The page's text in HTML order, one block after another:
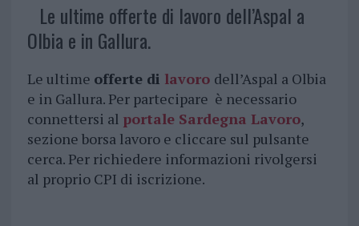
Le ultime offerte di lavoro dell’Aspal a
Olbia e in Gallura.
Le ultime offerte di lavoro dell’Aspal a Olbia
e in Gallura. Per partecipare è necessario
connettersi al portale Sardegna Lavoro,
sezione borsa lavoro e cliccare sul pulsante
cerca. Per richiedere informazioni rivolgersi
al proprio CPI di iscrizione.